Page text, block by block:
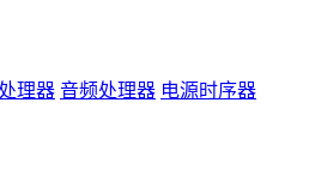
理器 音频处理器 电源时序器